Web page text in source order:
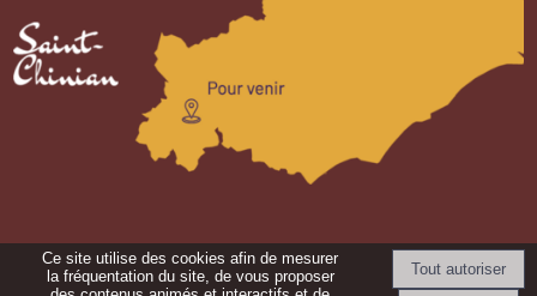
Ce site utilise des cookies afin de mesurer
la fréquentation du site, de vous proposer